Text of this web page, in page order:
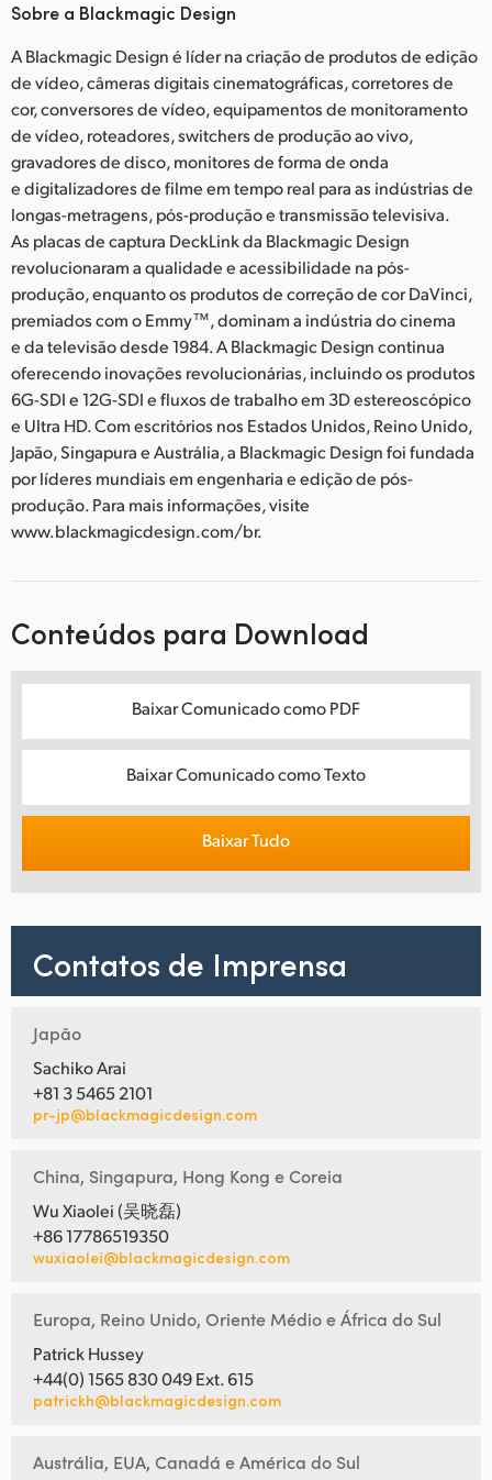
Sobre a Blackmagic Design
A Blackmagic Design é líder na criação de produtos de edição
de vídeo, câmeras digitais cinematográficas, corretores de
cor, conversores de vídeo, equipamentos de monitoramento
de vídeo, roteadores, switchers de produção ao vivo,
gravadores de disco, monitores de forma de onda
e digitalizadores de filme em tempo real para as indústrias de
longas-metragens, pós-produção e transmissão televisiva.
As placas de captura DeckLink da Blackmagic Design
revolucionaram a qualidade e acessibilidade na pós-
produção, enquanto os produtos de correção de cor DaVinci,
premiados com o Emmy™, dominam a indústria do cinema
e da televisão desde 1984. A Blackmagic Design continua
oferecendo inovações revolucionárias, incluindo os produtos
6G-SDI e 12G-SDI e fluxos de trabalho em 3D estereoscópico
e Ultra HD. Com escritórios nos Estados Unidos, Reino Unido,
Japão, Singapura e Austrália, a Blackmagic Design foi fundada
por líderes mundiais em engenharia e edição de pós-
produção. Para mais informações, visite
www.blackmagicdesign.com/br.
Conteúdos para Download
Baixar Comunicado como PDF
Baixar Comunicado como Texto
Baixar Tudo
Contatos de Imprensa
Japão
Sachiko Arai
+81 3 5465 2101
pr-jp@blackmagicdesign.com
China, Singapura, Hong Kong e Coreia
Wu Xiaolei (吴晓磊)
+86 17786519350
wuxiaolei@blackmagicdesign.com
Europa, Reino Unido, Oriente Médio e África do Sul
Patrick Hussey
+44(0) 1565 830 049 Ext. 615
patrickh@blackmagicdesign.com
Austrália, EUA, Canadá e América do Sul